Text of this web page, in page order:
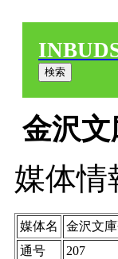
金沢文
媒体情
媒体名
金沢文
通号
207